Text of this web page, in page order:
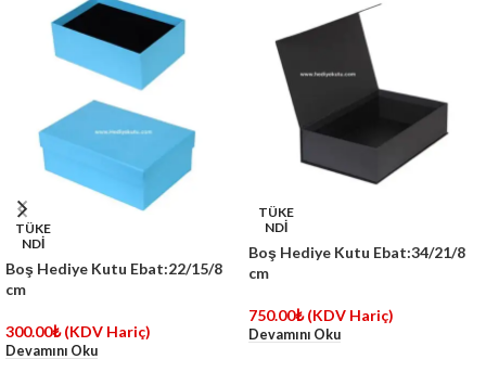
TÜKE
NDİ
Boş Hediye Kutu Ebat:22/15/8
cm
300.00₺ (KDV Hariç)
Devamını Oku
TÜKE
NDİ
Boş Hediye Kutu Ebat:34/21/8
cm
750.00₺ (KDV Hariç)
Devamını Oku